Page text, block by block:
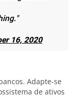
16, 2020
Adapte-se
de ativos